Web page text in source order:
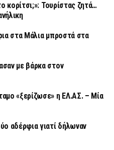
κορίτσι;»: Τουρίστας ζητά…
στα Μάλια μπροστά στα
με βάρκα στον
«ξερίζωσε» η ΕΛ.ΑΣ. – Μία
αδέρφια γιατί δήλωναν